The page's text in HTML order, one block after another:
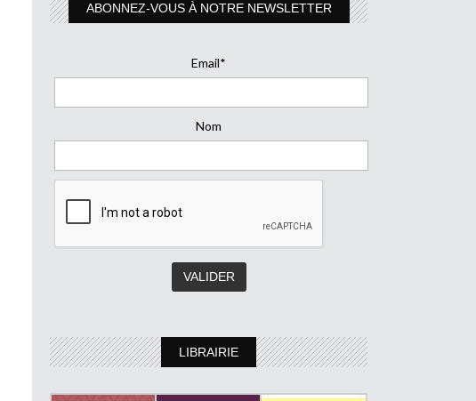
ABONNEZ-VOUS À NOTRE NEWSLETTER
Email*
Nom
LIBRAIRIE